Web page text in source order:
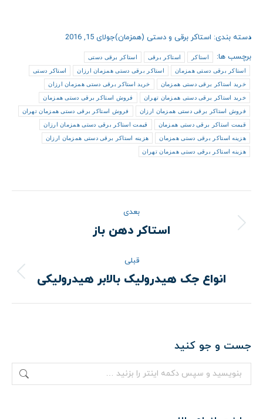
دسته بندی: استاکر برقی و دستی (همزمان)جولای 15, 2016
برچسب ها:
استاکر استاکر برقی استاکر برقی دستی
استاکر برقی دستی همزمان استاکر برقی دستی همزمان ارزان استاکر دستی
خرید استاکر برقی دستی همزمان خرید استاکر برقی دستی همزمان ارزان
خرید استاکر برقی دستی همزمان تهران فروش استاکر برقی دستی همزمان
فروش استاکر برقی دستی همزمان ارزان فروش استاکر برقی دستی همزمان تهران
قیمت استاکر برقی دستی همزمان قیمت استاکر برقی دستی همزمان ارزان
هزینه استاکر برقی دستی همزمان هزینه استاکر برقی دستی همزمان ارزان
هزینه استاکر برقی دستی همزمان تهران
نوشته
قبلی
نوشته
انواع جک هیدرولیک بالابر هیدرولیکی
بعدی
نوشته
استاکر دهن باز
جست و جو کنید
جستجو: